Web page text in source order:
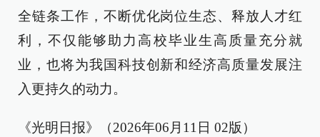
全链条工作，不断优化岗位生态、释放人才红
利，不仅能够助力高校毕业生高质量充分就
业，也将为我国科技创新和经济高质量发展注
入更持久的动力。
《光明日报》（2026年06月11日 02版）